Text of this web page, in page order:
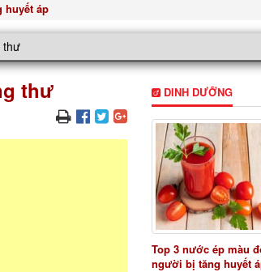
thư
thư DINH DƯỠNG
Top 3 nước ép màu
người bị tăng huyết